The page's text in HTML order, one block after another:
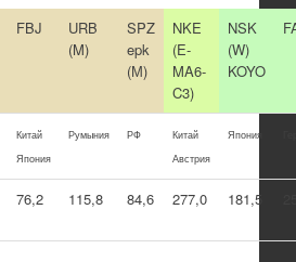
FBJ
URB
(M)
SPZ
epk
(М)
NKE
(E-
MA6-
C3)
NSK
(W)
KOYO
Китай
Япония
Румыния РФ
Китай
Австрия
Япония
76,2 115,8 84,6 277,0 181,5